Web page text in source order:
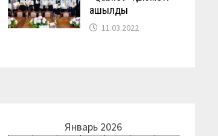
ашылды
11.03.2022
Январь 2026